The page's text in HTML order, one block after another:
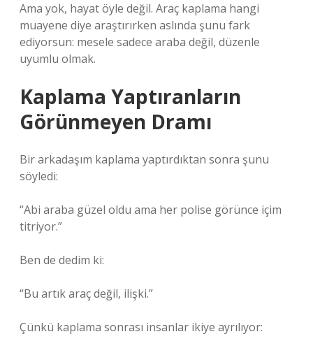
Ama yok, hayat öyle değil. Araç kaplama hangi
muayene diye araştırırken aslında şunu fark
ediyorsun: mesele sadece araba değil, düzenle
uyumlu olmak.
Kaplama Yaptıranların
Görünmeyen Dramı
Bir arkadaşım kaplama yaptırdıktan sonra şunu
söyledi:
“Abi araba güzel oldu ama her polise görünce içim
titriyor.”
Ben de dedim ki:
“Bu artık araç değil, ilişki.”
Çünkü kaplama sonrası insanlar ikiye ayrılıyor: